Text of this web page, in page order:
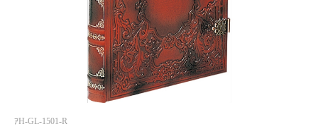
ｱH-GL-1501-R